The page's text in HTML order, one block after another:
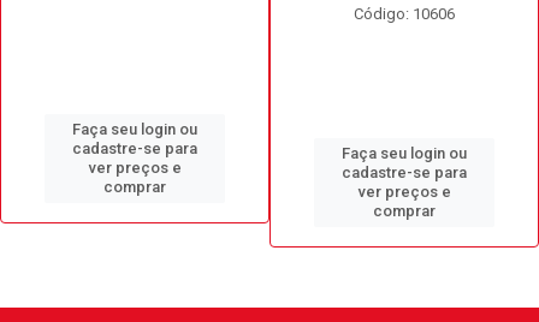
Faça seu login ou
cadastre-se para
ver preços e
comprar
Código: 10606
Faça seu login ou
cadastre-se para
ver preços e
comprar